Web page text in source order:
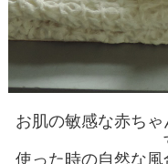
お肌の敏感な赤ち
使った時の自然な